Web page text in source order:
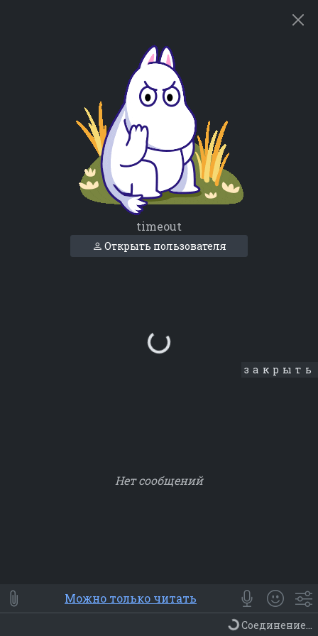
timeout
Открыть пользователя
Loading...
закрыть
Нет сообщений
⭐ Мои Smile
😀 Emoji
Смайлики
Люди Животные Еда Объекты
Можно только читать
Соединение...